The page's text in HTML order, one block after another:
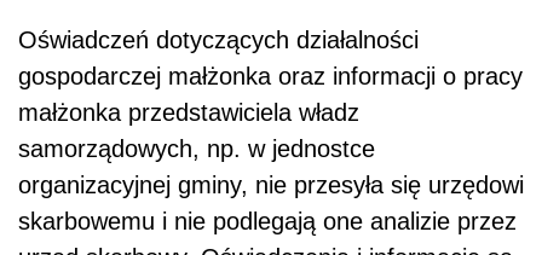
Oświadczeń dotyczących działalności
gospodarczej małżonka oraz informacji o pracy
małżonka przedstawiciela władz
samorządowych, np. w jednostce
organizacyjnej gminy, nie przesyła się urzędowi
skarbowemu i nie podlegają one analizie przez